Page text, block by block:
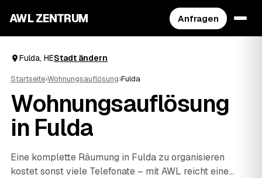
AWL ZENTRUM Anfragen
Fulda, HEStadt ändern
Startseite›Wohnungsauflösung›Fulda
Wohnungsauflösung
in Fulda
Eine komplette Räumung in Fulda zu organisieren
kostet sonst viele Telefonate – mit AWL reicht eine